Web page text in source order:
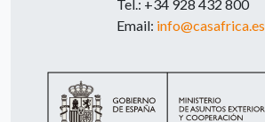
Tel.: +34 928 432 800
Email: info@casafrica.es